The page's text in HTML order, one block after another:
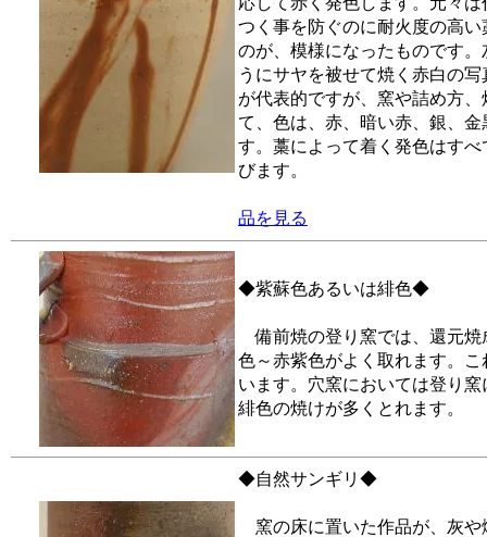
つく事を防ぐのに耐火度の高
のが、模様になったものです
うにサヤを被せて焼く赤白の
が代表的ですが、窯や詰め方
て、色は、赤、暗い赤、銀、
す。藁によって着く発色はす
びます。
品を見る
◆紫蘇色あるいは緋色◆
備前焼の登り窯では、還元焼
色～赤紫色がよく取れます。
います。穴窯においては登り
緋色の焼けが多くとれます。
◆自然サンギリ◆
窯の床に置いた作品が、灰や